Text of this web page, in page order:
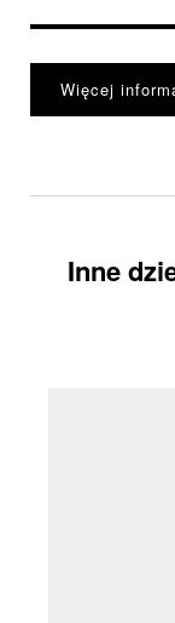
Więcej
Inne